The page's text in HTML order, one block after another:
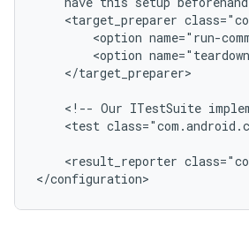
<target_preparer
<option name="run-
<option
</target_preparer>
<!-- Our ITestSuite
<test
<result_reporter